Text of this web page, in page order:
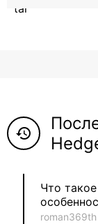
Neftegrad
Evgeniy
history
Что
roman369th